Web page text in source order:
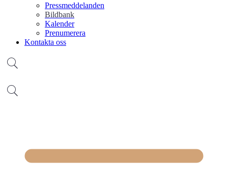
Pressmeddelanden
Bildbank
Kalender
Prenumerera
Kontakta oss